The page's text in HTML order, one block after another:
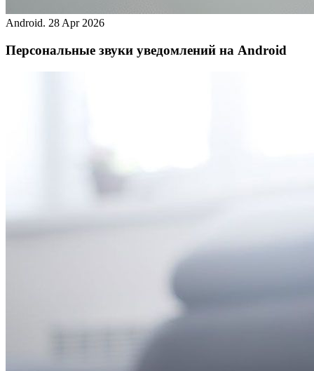
Android. 28 Apr 2026
Персональные звуки уведомлений на Android